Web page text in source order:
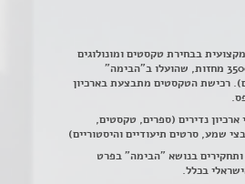
מקצועית בבחירת טקסטים ומונולוגים
(מתוך למעלה מ – 3500 מחזות, שהועלו ב"הבימה"
רכישת הטקסטים מתבצעת בארכיון
נדירים (ספרים, טקסטים,
שמע, סרטים תיעודיים והיסטוריים)
ותחקירים בנושא "הבימה" בפרט
בכלל.